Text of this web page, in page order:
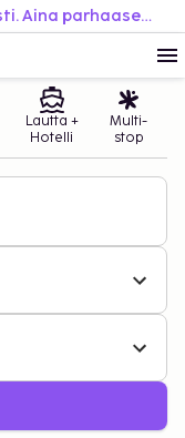
Varaa helposti. Matkusta joustavasti. Aina parhaaseen hintaan.
Lautta +
Hotelli
Multi-
stop